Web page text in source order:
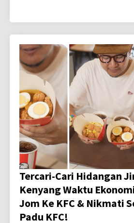
Tercari-Cari Hidangan
Kenyang Waktu
Jom Ke KFC & Nikmati
Padu KFC!